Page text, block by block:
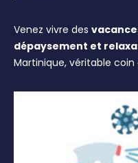
Venez vivre des
dépaysement et
Martinique, véritable coin